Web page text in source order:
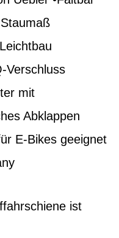
Verschluss
mit
Abklappen
E-Bikes geeignet
ist